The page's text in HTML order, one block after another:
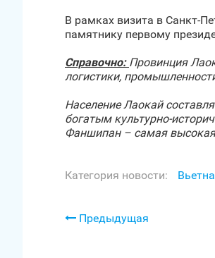
В рамках визита в
памятнику первому
Справочно: Провинция
логистики,
Население Лаокай
богатым культурно-
Фаншипан – самая высокая
Категория новости:
Предыдущая